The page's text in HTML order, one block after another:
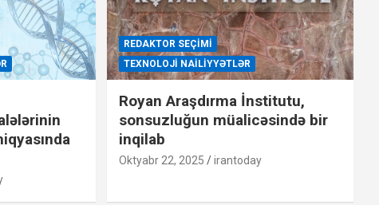
REDAKTOR SEÇIMI
TEXNOLOJI NAILIYYƏTLƏR
Royan Araşdırma İnstitutu,
sonsuzluğun müalicəsində bir
inqilab
Oktyabr 22, 2025 irantoday